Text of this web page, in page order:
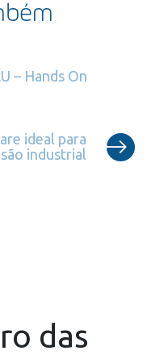
– Hands On
ideal para
industrial
das